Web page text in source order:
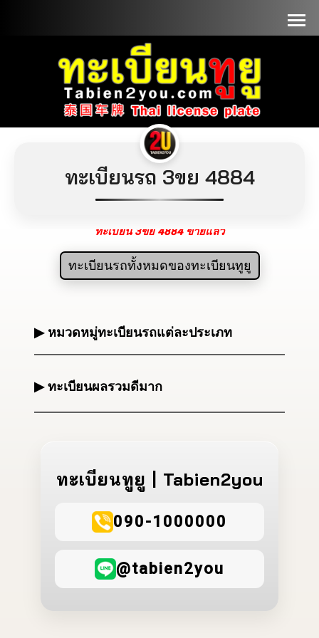
ทะเบียนรถ 3ขย 4884
ทะเบียน 3ขย 4884 ขายแล้ว
▶ หมวดหมู่ทะเบียนรถแต่ละประเภท
▶ ทะเบียนผลรวมดีมาก
ทะเบียนทูยู | Tabien2you
090-1000000
@tabien2you